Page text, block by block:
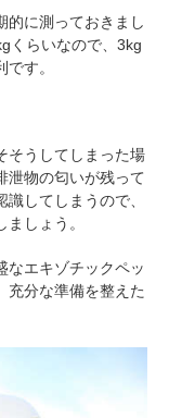
的に測っておきまし
くらいなので、3kg
す。
そうしてしまった場
泄物の匂いが残って
してしまうので、
しょう。
なエキゾチックペッ
充分な準備を整えた